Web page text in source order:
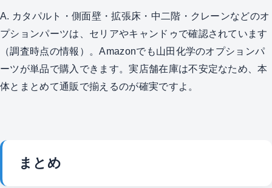
A. カタパルト・側面壁・拡張床・中二階・クレーンなどのオ
プションパーツは、セリアやキャンドゥで確認されています
（調査時点の情報）。Amazonでも山田化学のオプションパ
ーツが単品で購入できます。実店舗在庫は不安定なため、本
体とまとめて通販で揃えるのが確実ですよ。
まとめ